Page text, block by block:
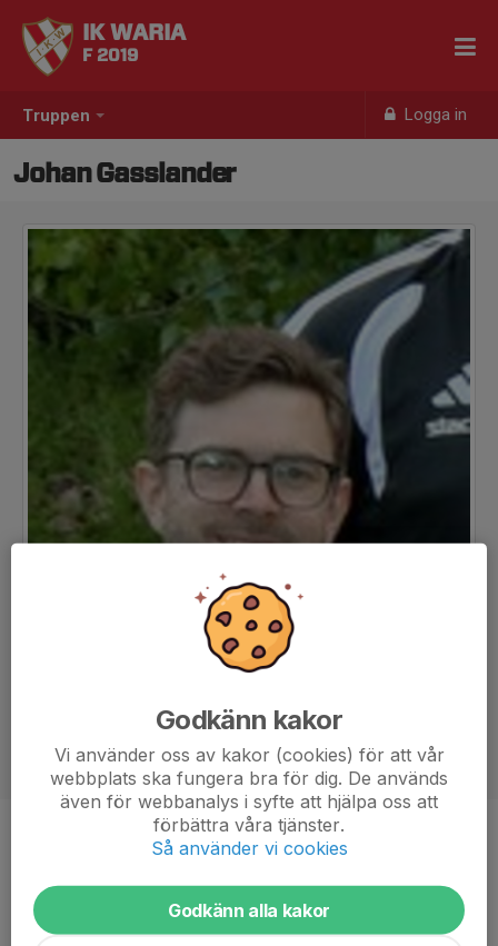
Truppen Logga in
IK WARIA
F 2019
Johan Gasslander
Tränare
Godkänn kakor
Vi använder oss av kakor (cookies) för att vår
webbplats ska fungera bra för dig. De används
även för webbanalys i syfte att hjälpa oss att
förbättra våra tjänster.
Så använder vi cookies
Godkänn alla kakor